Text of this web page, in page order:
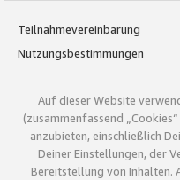
Teilnahmevereinbarung
Nutzungsbestimmungen
Auf dieser Website
(zusammenfassend
anzubieten, einschließlich
Deiner Einstellungen, der
Bereitstellung von Inhalten.